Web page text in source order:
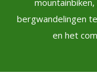
bergwandelingen
en het